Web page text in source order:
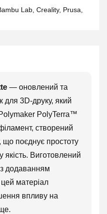
Lab, Creality, Prusa,
— оновлений та
для 3D-друку, який
PolyTerra™
створений
що поєднує простоту
якість. Виготовлений
додаванням
цей матеріал
впливу на